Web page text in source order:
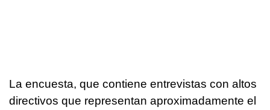
La encuesta, que contiene entrevistas con altos
directivos que representan aproximadamente el